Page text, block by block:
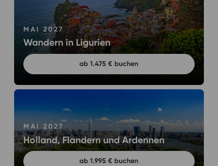
MAI 2027
Wandern in Ligurien
ab 1.475 € buchen
MAI 2027
Holland, Flandern und Ardennen
ab 1.995 € buchen